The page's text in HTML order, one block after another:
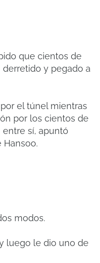
que cientos de
derretido y pegado a
el túnel mientras
por los cientos de
sí, apuntó
Hansoo.
modos.
luego le dio uno de